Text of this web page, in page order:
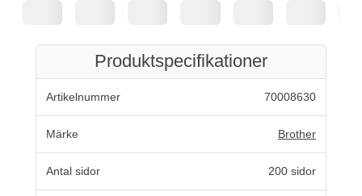
Produktspecifikationer
Artikelnummer 70008630
Märke Brother
Antal sidor 200 sidor